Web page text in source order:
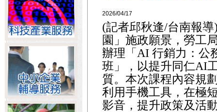
2026/04/17
(記者邱秋逢/台南報
園」施政願景，勞工
辦理「AI 行銷力：公
班」，以提升同仁AI
質。本次課程內容規
利用手機工具，在極
影音，提升政策及活